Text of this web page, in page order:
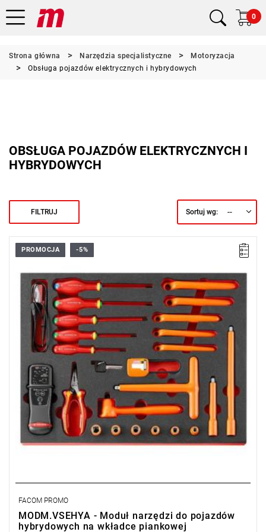
0
Strona główna Narzędzia specjalistyczne
Motoryzacja
Obsługa pojazdów elektrycznych i hybrydowych
OBSŁUGA POJAZDÓW ELEKTRYCZNYCH I
HYBRYDOWYCH
FILTRUJ Sortuj wg: --
• Moduł piankowy zawierający 23 narzędzia przeznaczone do
• Mieści się w szufladzie wózka warsztatowego Facom.
• Wkładka piankowa PM.MODVSEHYA.
• Wymiary (dł. x szer. x wys.): 560 x 410 x 46 mm
• Waga: 4 kg
PROMOCJA -5%
FACOM PROMO
MODM.VSEHYA - Moduł narzędzi do pojazdów
hybrydowych na wkładce piankowej